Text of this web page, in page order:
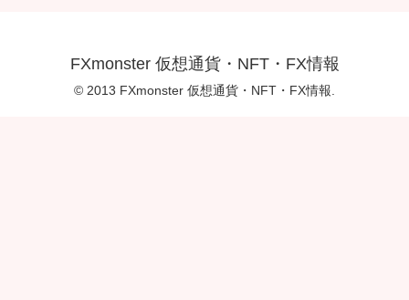
FXmonster 仮想通貨・NFT・FX情報
© 2013 FXmonster 仮想通貨・NFT・FX情報.